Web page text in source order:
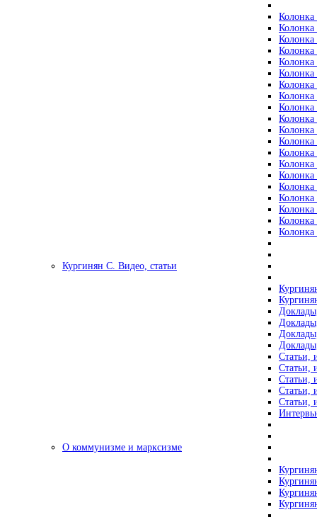
Колонка
Колонка
Колонка
Колонка
Колонка
Колонка
Колонка
Колонка
Колонка
Колонка
Колонка
Колонка
Колонка
Колонка
Колонка
Колонка
Колонка
Колонка
Колонка
Колонка
Кургинян С. Видео, статьи
Статьи,
Статьи,
Статьи,
Статьи,
Статьи,
О коммунизме и марксизме